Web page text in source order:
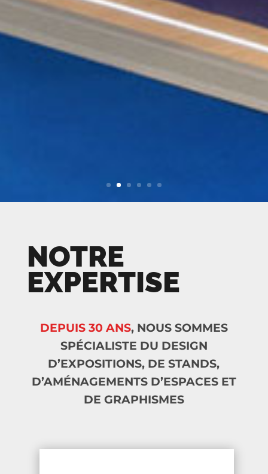
NOTRE
EXPERTISE
DEPUIS 30 ANS, NOUS SOMMES
SPÉCIALISTE DU DESIGN
D’EXPOSITIONS, DE STANDS,
D’AMÉNAGEMENTS D’ESPACES ET
DE GRAPHISMES